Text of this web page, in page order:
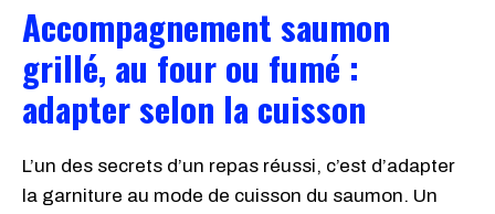
Accompagnement saumon
grillé, au four ou fumé :
adapter selon la cuisson
L’un des secrets d’un repas réussi, c’est d’adapter
la garniture au mode de cuisson du saumon. Un